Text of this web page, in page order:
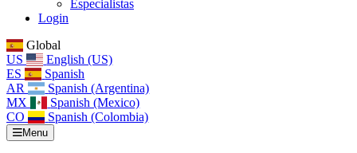
Especialistas
Login
Global
US
English (US)
ES
Spanish
AR
Spanish (Argentina)
MX
Spanish (Mexico)
CO
Spanish (Colombia)
Menu